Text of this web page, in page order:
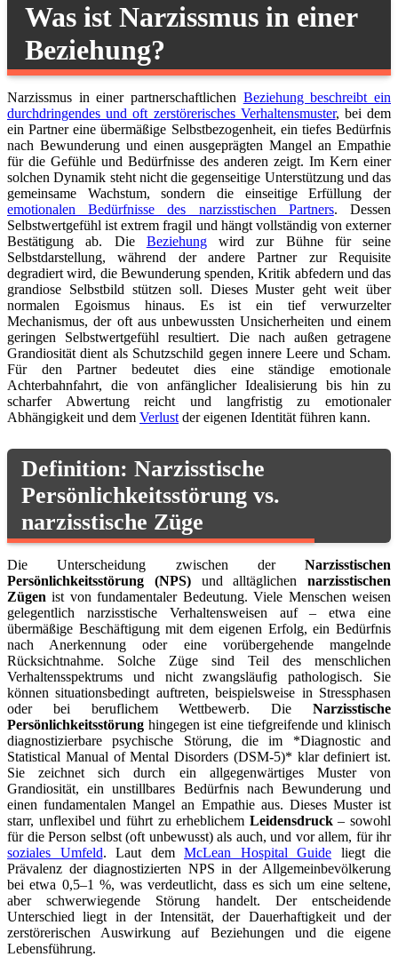
Was ist Narzissmus in einer
Beziehung?
Narzissmus in einer partnerschaftlichen Beziehung beschreibt ein
durchdringendes und oft zerstörerisches Verhaltensmuster, bei dem
ein Partner eine übermäßige Selbstbezogenheit, ein tiefes Bedürfnis
nach Bewunderung und einen ausgeprägten Mangel an Empathie
für die Gefühle und Bedürfnisse des anderen zeigt. Im Kern einer
solchen Dynamik steht nicht die gegenseitige Unterstützung und das
gemeinsame Wachstum, sondern die einseitige Erfüllung der
emotionalen Bedürfnisse des narzisstischen Partners. Dessen
Selbstwertgefühl ist extrem fragil und hängt vollständig von externer
Bestätigung ab. Die Beziehungwird zur Bühne für seine
Selbstdarstellung, während der andere Partner zur Requisite
degradiert wird, die Bewunderung spenden, Kritik abfedern und das
grandiose Selbstbild stützen soll. Dieses Muster geht weit über
normalen Egoismus hinaus. Es ist ein tief verwurzelter
Mechanismus, der oft aus unbewussten Unsicherheiten und einem
geringen Selbstwertgefühl resultiert. Die nach außen getragene
Grandiosität dient als Schutzschild gegen innere Leere und Scham.
Für den Partner bedeutet dies eine ständige emotionale
Achterbahnfahrt, die von anfänglicher Idealisierung bis hin zu
scharfer Abwertung reicht und langfristig zu emotionaler
Abhängigkeit und dem Verlust der eigenen Identität führen kann.
Definition: Narzisstische
Persönlichkeitsstörung vs.
narzisstische Züge
Die Unterscheidung zwischen der Narzisstischen
Persönlichkeitsstörung (NPS)und alltäglichen narzisstischen
Zügen ist von fundamentaler Bedeutung. Viele Menschen weisen
gelegentlich narzisstische Verhaltensweisen auf – etwa eine
übermäßige Beschäftigung mit dem eigenen Erfolg, ein Bedürfnis
nach Anerkennung oder eine vorübergehende mangelnde
Rücksichtnahme. Solche Züge sind Teil des menschlichen
Verhaltensspektrums und nicht zwangsläufig pathologisch. Sie
können situationsbedingt auftreten, beispielsweise in Stressphasen
oder bei beruflichem Wettbewerb. Die Narzisstische
Persönlichkeitsstörung hingegen ist eine tiefgreifende und klinisch
diagnostizierbare psychische Störung, die im *Diagnostic and
Statistical Manual of Mental Disorders (DSM-5)* klar definiert ist.
Sie zeichnet sich durch ein allgegenwärtiges Muster von
Grandiosität, ein unstillbares Bedürfnis nach Bewunderung und
einen fundamentalen Mangel an Empathie aus. Dieses Muster ist
starr, unflexibel und führt zu erheblichem Leidensdruck– sowohl
für die Person selbst (oft unbewusst) als auch, und vor allem, für ihr
soziales Umfeld. Laut dem McLean Hospital Guide liegt die
Prävalenz der diagnostizierten NPS in der Allgemeinbevölkerung
bei etwa 0,5–1 %, was verdeutlicht, dass es sich um eine seltene,
aber schwerwiegende Störung handelt. Der entscheidende
Unterschied liegt in der Intensität, der Dauerhaftigkeit und der
zerstörerischen Auswirkung auf Beziehungen und die eigene
Lebensführung.